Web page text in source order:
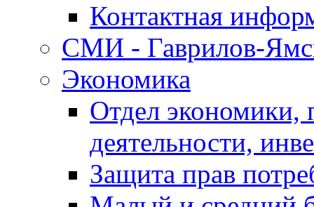
Контактная
СМИ - Гаврилов-
Экономика
Отдел экономики,
деятельности,
Защита прав